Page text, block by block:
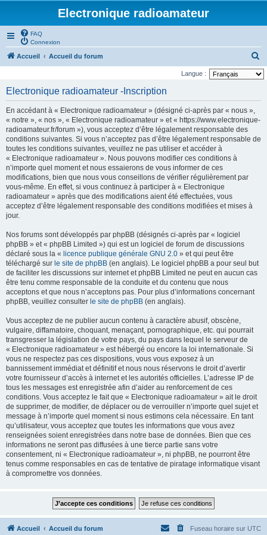
Electronique radioamateur
FAQ
Connexion
Accueil Accueil du forum
e
Langue :
Electronique radioamateur -Inscription
En accédant à « Electronique radioamateur » (désigné ci-après par « nous »,
« notre », « nos », « Electronique radioamateur » et « https://www.electronique-
radioamateur.fr/forum »), vous acceptez d’être légalement responsable des
conditions suivantes. Si vous n’acceptez pas d’être légalement responsable de
toutes les conditions suivantes, veuillez ne pas utiliser et accéder à
« Electronique radioamateur ». Nous pouvons modifier ces conditions à
n’importe quel moment et nous essaierons de vous informer de ces
modifications, bien que nous vous conseillons de vérifier régulièrement par
vous-même. En effet, si vous continuez à participer à « Electronique
radioamateur » après que des modifications aient été effectuées, vous
acceptez d’être légalement responsable des conditions modifiées et mises à
jour.
Nos forums sont développés par phpBB (désignés ci-après par « logiciel
phpBB » et « phpBB Limited ») qui est un logiciel de forum de discussions
déclaré sous la « licence publique générale GNU 2.0 » et qui peut être
téléchargé sur le site de phpBB (en anglais). Le logiciel phpBB a pour seul but
de faciliter les discussions sur internet et phpBB Limited ne peut en aucun cas
être tenu comme responsable de la conduite et du contenu que nous
acceptons et que nous n’acceptons pas. Pour plus d’informations concernant
phpBB, veuillez consulter le site de phpBB (en anglais).
Vous acceptez de ne publier aucun contenu à caractère abusif, obscène,
vulgaire, diffamatoire, choquant, menaçant, pornographique, etc. qui pourrait
transgresser la législation de votre pays, du pays dans lequel le serveur de
« Electronique radioamateur » est hébergé ou encore la loi internationale. Si
vous ne respectez pas ces dispositions, vous vous exposez à un
bannissement immédiat et définitif et nous nous réservons le droit d’avertir
votre fournisseur d’accès à internet et les autorités officielles. L’adresse IP de
tous les messages est enregistrée afin d’aider au renforcement de ces
conditions. Vous acceptez le fait que « Electronique radioamateur » ait le droit
de supprimer, de modifier, de déplacer ou de verrouiller n’importe quel sujet et
message à n’importe quel moment si nous estimons cela nécessaire. En tant
qu’utilisateur, vous acceptez que toutes les informations que vous avez
renseignées soient enregistrées dans notre base de données. Bien que ces
informations ne seront pas diffusées à une tierce partie sans votre
consentement, ni « Electronique radioamateur », ni phpBB, ne pourront être
tenus comme responsables en cas de tentative de piratage informatique visant
à compromettre vos données.
Accueil Accueil du forum Fuseau horaire sur UTC